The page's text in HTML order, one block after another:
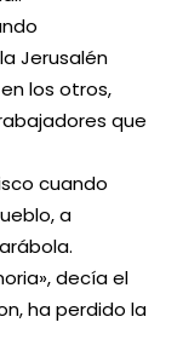
Jerusalén
los otros,
que
cuando
a
decía el
ha perdido la